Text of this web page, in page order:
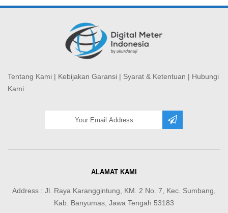
Tentang Kami | Kebijakan Garansi | Syarat & Ketentuan | Hubungi
Kami
ALAMAT KAMI
Address : Jl. Raya Karanggintung, KM. 2 No. 7, Kec. Sumbang,
Kab. Banyumas, Jawa Tengah 53183